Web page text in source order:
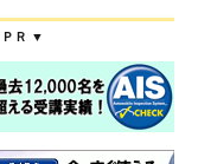
Ｒ ▼